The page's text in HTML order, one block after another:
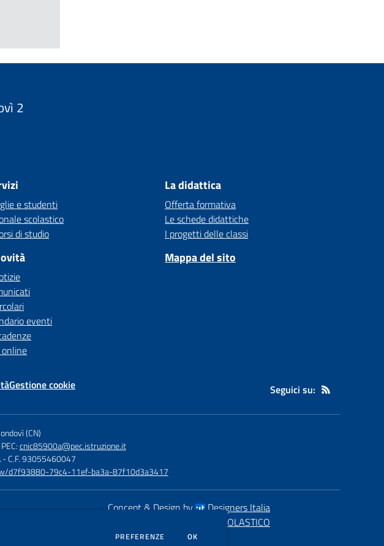
2
e studenti
scolastico
di studio
eventi
La didattica
Offerta formativa
Le schede didattiche
I progetti delle classi
Mappa del sito
Gestione cookie Seguici su:
(CN)
cnic85900a@pec.istruzione.it
- C.F. 93055460047
d7f93880-79c4-11ef-ba3a-87f10d3a3417
Concept & Design by
Designers Italia
SCUOLASTICO
PREFERENZE DEI COOKIE
OK